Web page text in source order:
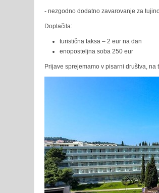
- nezgodno dodatno zavarovanje za
Doplačila:
turistična taksa – 2 eur na dan
enoposteljna soba 250 eur
Prijave sprejemamo v pisarni društva,